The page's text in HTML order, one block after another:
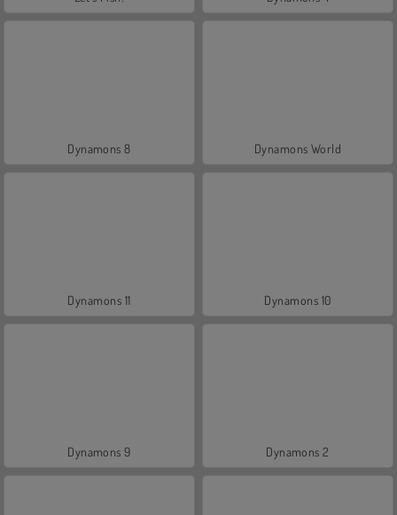
Dynamons 8 Dynamons World
Dynamons 11 Dynamons 10
Dynamons 9 Dynamons 2